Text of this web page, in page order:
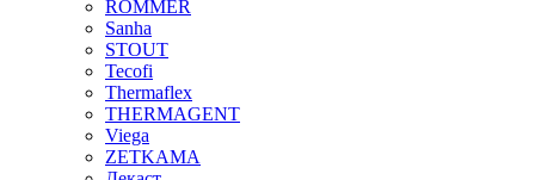
ROMMER
Sanha
STOUT
Tecofi
Thermaflex
THERMAGENT
Viega
ZETKAMA